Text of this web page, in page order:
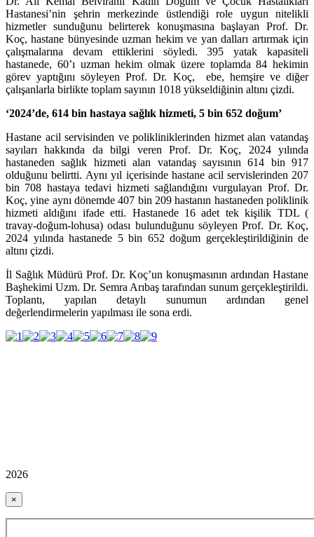
Hastanesi’nin şehrin merkezinde üstlendiği role uygun nitelikli
hizmetler sunduğunu belirterek konuşmasına başlayan Prof. Dr.
Koç, hastane bünyesinde uzman hekim ve yan dalları artırmak için
çalışmalarına devam ettiklerini söyledi. 395 yatak kapasiteli
hastanede, 60’ı uzman hekim olmak üzere toplamda 84 hekimin
görev yaptığını söyleyen Prof. Dr. Koç, ebe, hemşire ve diğer
çalışanlarla birlikte toplam sayının 1018 yükseldiğinin altını çizdi.
‘2024’de, 614 bin hastaya sağlık hizmeti, 5 bin 652 doğum’
Hastane acil servisinden ve polikliniklerinden hizmet alan vatandaş
sayıları hakkında da bilgi veren Prof. Dr. Koç, 2024 yılında
hastaneden sağlık hizmeti alan vatandaş sayısının 614 bin 917
olduğunu belirtti. Aynı yıl içerisinde hastane acil servislerinden 207
bin 708 hastaya tedavi hizmeti sağlandığını vurgulayan Prof. Dr.
Koç, yine aynı dönemde 407 bin 209 hastanın hastaneden poliklinik
hizmeti aldığını ifade etti. Hastanede 16 adet tek kişilik TDL (
travay-doğum-lohusa) odası bulunduğunu söyleyen Prof. Dr. Koç,
2024 yılında hastanede 5 bin 652 doğum gerçekleştirildiğinin de
altını çizdi.
İl Sağlık Müdürü Prof. Dr. Koç’un konuşmasının ardından Hastane
Başhekimi Uzm. Dr. Semra Arıbaş tarafından sunum gerçekleştirildi.
Toplantı, yapılan detaylı sunumun ardından genel
değerlendirmelerin yapılması ile sona erdi.
2026
×